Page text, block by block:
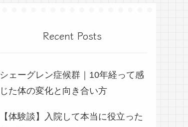
Recent Posts
シェーグレン症候群｜10年経って感
じた体の変化と向き合い方
【体験談】入院して本当に役立った